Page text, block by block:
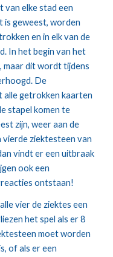
van elke stad een
is geweest, worden
en in elk van de
In het begin van het
maar dit wordt tijdens
De
getrokken kaarten
stapel komen te
zijn, weer aan de
vierde ziektesteen van
vindt er een uitbraak
ook een
ontstaan!
vier de ziektes een
het spel als er 8
moet worden
of als er een